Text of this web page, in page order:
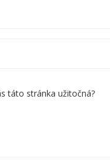
táto stránka užitočná?